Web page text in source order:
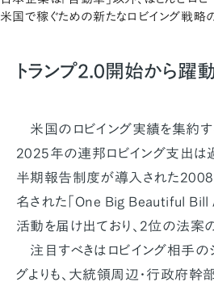
米国で稼ぐための新たなロビイング戦略
トランプ2.0開始から躍
米国のロビイング実績を集約す
2025年の連邦ロビイング支出は
半期報告制度が導入された
名された「One Big Beautiful Bill
活動を届け出ており、2位の法案
注目すべきはロビイング相手の
グよりも、大統領周辺・行政府